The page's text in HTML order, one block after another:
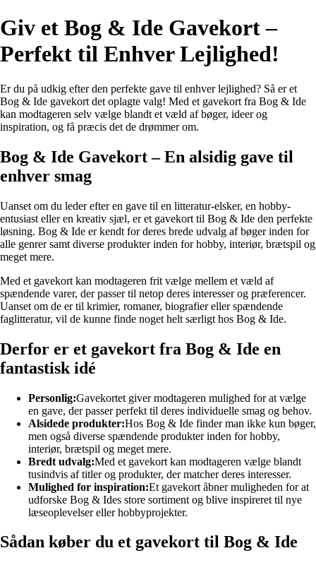
Giv et Bog & Ide Gavekort –
Perfekt til Enhver Lejlighed!
Er du på udkig efter den perfekte gave til enhver lejlighed? Så er et
Bog & Ide gavekort det oplagte valg! Med et gavekort fra Bog & Ide
kan modtageren selv vælge blandt et væld af bøger, ideer og
inspiration, og få præcis det de drømmer om.
Bog & Ide Gavekort – En alsidig gave til
enhver smag
Uanset om du leder efter en gave til en litteratur-elsker, en hobby-
entusiast eller en kreativ sjæl, er et gavekort til Bog & Ide den perfekte
løsning. Bog & Ide er kendt for deres brede udvalg af bøger inden for
alle genrer samt diverse produkter inden for hobby, interiør, brætspil og
meget mere.
Med et gavekort kan modtageren frit vælge mellem et væld af
spændende varer, der passer til netop deres interesser og præferencer.
Uanset om de er til krimier, romaner, biografier eller spændende
faglitteratur, vil de kunne finde noget helt særligt hos Bog & Ide.
Derfor er et gavekort fra Bog & Ide en
fantastisk idé
Personlig:Gavekortet giver modtageren mulighed for at vælge
en gave, der passer perfekt til deres individuelle smag og behov.
Alsidede produkter:Hos Bog & Ide finder man ikke kun bøger,
men også diverse spændende produkter inden for hobby,
interiør, brætspil og meget mere.
Bredt udvalg:Med et gavekort kan modtageren vælge blandt
tusindvis af titler og produkter, der matcher deres interesser.
Mulighed for inspiration:Et gavekort åbner muligheden for at
udforske Bog & Ides store sortiment og blive inspireret til nye
læseoplevelser eller hobbyprojekter.
Sådan køber du et gavekort til Bog & Ide